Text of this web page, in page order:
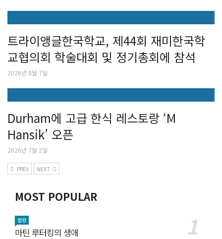
트라이앵글한국학교, 제44회 재미한국학
교협의회 학술대회 및 정기총회에 참석
2026년 8월 7일
Durham에 고급 한식 레스토랑 ‘M
Hansik’ 오픈
2026년 7월 2일
PREV NEXT
MOST POPULAR
컬럼
마틴 루터킹의 생애